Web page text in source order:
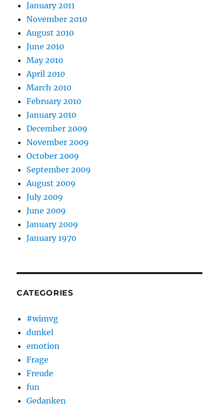
January 2011
November 2010
August 2010
June 2010
May 2010
April 2010
March 2010
February 2010
January 2010
December 2009
November 2009
October 2009
September 2009
August 2009
July 2009
June 2009
January 2009
January 1970
CATEGORIES
#wimvg
dunkel
emotion
Frage
Freude
fun
Gedanken